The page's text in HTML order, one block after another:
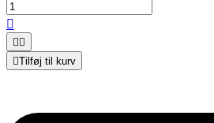

 
Tilføj til kurv